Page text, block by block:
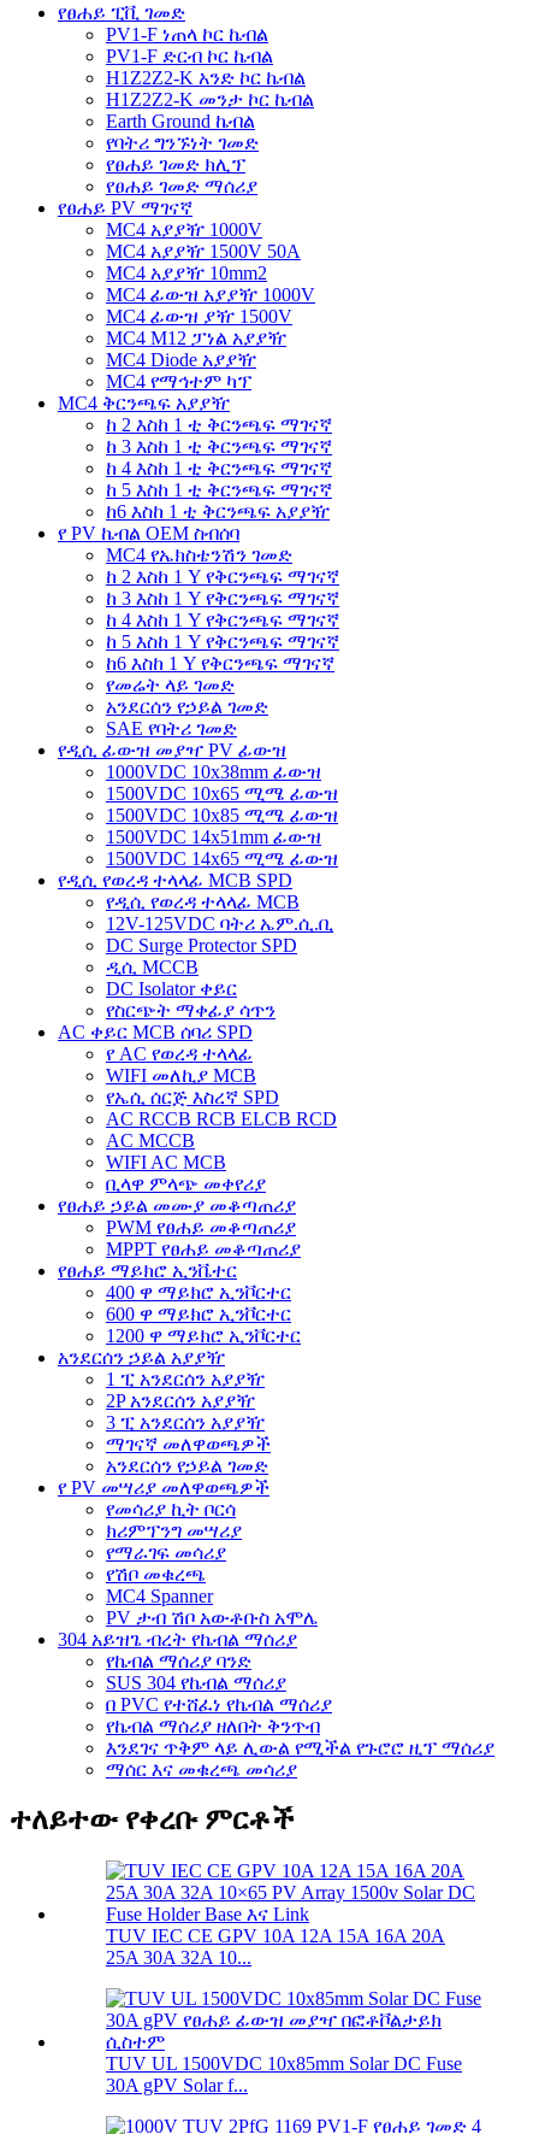
የፀሐይ ፒቪ ገመድ
PV1-F ነጠላ ኮር ኬብል
PV1-F ድርብ ኮር ኬብል
H1Z2Z2-K አንድ ኮር ኬብል
H1Z2Z2-K መንታ ኮር ኬብል
Earth Ground ኬብል
የባትሪ ግንኙነት ገመድ
የፀሐይ ገመድ ክሊፕ
የፀሐይ ገመድ ማሰሪያ
የፀሐይ PV ማገናኛ
MC4 አያያዥ 1000V
MC4 አያያዥ 1500V 50A
MC4 አያያዥ 10mm2
MC4 ፊውዝ አያያዥ 1000V
MC4 ፊውዝ ያዥ 1500V
MC4 M12 ፓነል አያያዥ
MC4 Diode አያያዥ
MC4 የማኅተም ካፕ
MC4 ቅርንጫፍ አያያዥ
ከ 2 እስከ 1 ቲ ቅርንጫፍ ማገናኛ
ከ 3 እስከ 1 ቲ ቅርንጫፍ ማገናኛ
ከ 4 እስከ 1 ቲ ቅርንጫፍ ማገናኛ
ከ 5 እስከ 1 ቲ ቅርንጫፍ ማገናኛ
ከ6 እስከ 1 ቲ ቅርንጫፍ አያያዥ
የ PV ኬብል OEM ስብሰባ
MC4 የኤክስቴንሽን ገመድ
ከ 2 እስከ 1 Y የቅርንጫፍ ማገናኛ
ከ 3 እስከ 1 Y የቅርንጫፍ ማገናኛ
ከ 4 እስከ 1 Y የቅርንጫፍ ማገናኛ
ከ 5 እስከ 1 Y የቅርንጫፍ ማገናኛ
ከ6 እስከ 1 Y የቅርንጫፍ ማገናኛ
የመሬት ላይ ገመድ
አንደርሰን የኃይል ገመድ
SAE የባትሪ ገመድ
የዲሲ ፊውዝ መያዣ PV ፊውዝ
1000VDC 10x38mm ፊውዝ
1500VDC 10x65 ሚሜ ፊውዝ
1500VDC 10x85 ሚሜ ፊውዝ
1500VDC 14x51mm ፊውዝ
1500VDC 14x65 ሚሜ ፊውዝ
የዲሲ የወረዳ ተላላፊ MCB SPD
የዲሲ የወረዳ ተላላፊ MCB
12V-125VDC ባትሪ ኤም.ሲ.ቢ
DC Surge Protector SPD
ዲሲ MCCB
DC Isolator ቀይር
የስርጭት ማቀፊያ ሳጥን
AC ቀይር MCB ሰባሪ SPD
የ AC የወረዳ ተላላፊ
WIFI መለኪያ MCB
የኤሲ ሰርጅ እስረኛ SPD
AC RCCB RCB ELCB RCD
AC MCCB
WIFI AC MCB
ቢላዋ ምላጭ መቀየሪያ
የፀሐይ ኃይል መሙያ መቆጣጠሪያ
PWM የፀሐይ መቆጣጠሪያ
MPPT የፀሐይ መቆጣጠሪያ
የፀሐይ ማይክሮ ኢንቬተር
400 ዋ ማይክሮ ኢንቮርተር
600 ዋ ማይክሮ ኢንቮርተር
1200 ዋ ማይክሮ ኢንቮርተር
አንደርሰን ኃይል አያያዥ
1 ፒ አንደርሰን አያያዥ
2P አንደርሰን አያያዥ
3 ፒ አንደርሰን አያያዥ
ማገናኛ መለዋወጫዎች
አንደርሰን የኃይል ገመድ
የ PV መሣሪያ መለዋወጫዎች
የመሳሪያ ኪት ቦርሳ
ክሪምፕንግ መሣሪያ
የማራገፍ መሳሪያ
የሽቦ መቁረጫ
MC4 Spanner
PV ታብ ሽቦ አውቶቡስ አሞሌ
304 አይዝጌ ብረት የኬብል ማሰሪያ
የኬብል ማሰሪያ ባንድ
SUS 304 የኬብል ማሰሪያ
በ PVC የተሸፈነ የኬብል ማሰሪያ
የኬብል ማሰሪያ ዘለበት ቅንጥብ
እንደገና ጥቅም ላይ ሊውል የሚችል የጉሮሮ ዚፕ ማሰሪያ
ማሰር እና መቁረጫ መሳሪያ
ተለይተው የቀረቡ ምርቶች
TUV IEC CE GPV 10A 12A 15A 16A 20A
25A 30A 32A 10...
TUV UL 1500VDC 10x85mm Solar DC Fuse
30A gPV Solar f...